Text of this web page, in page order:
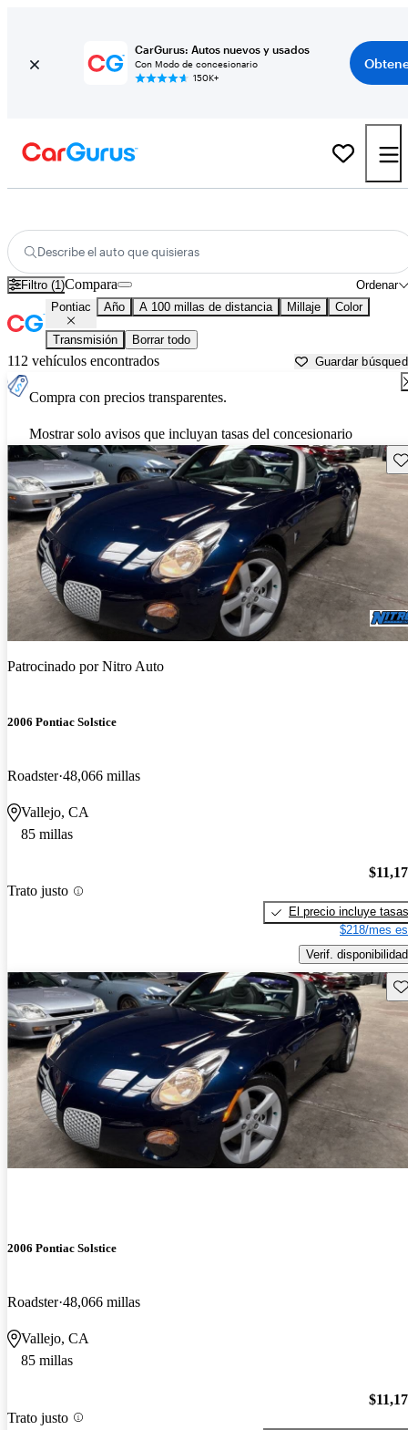
CarGurus: Autos nuevos y usados
Con Modo de concesionario
150K+
Describe el auto que quisieras
Filtro (1) Ordenar
Compara
Pontiac Año A 100 millas de distancia Millaje Color
Transmisión Borrar todo
112 vehículos encontrados Guardar
Compra con precios transparentes.
Mostrar solo avisos que incluyan tasas del concesionario
Patrocinado porNitro Auto
2006 Pontiac Solstice
Roadster 48,066 millas
Vallejo, CA
85 millas
Trato justo
El precio incluye tasas
$218/mes
Verif. disponibilidad
2006 Pontiac Solstice
Roadster 48,066 millas
Vallejo, CA
85 millas
Trato justo